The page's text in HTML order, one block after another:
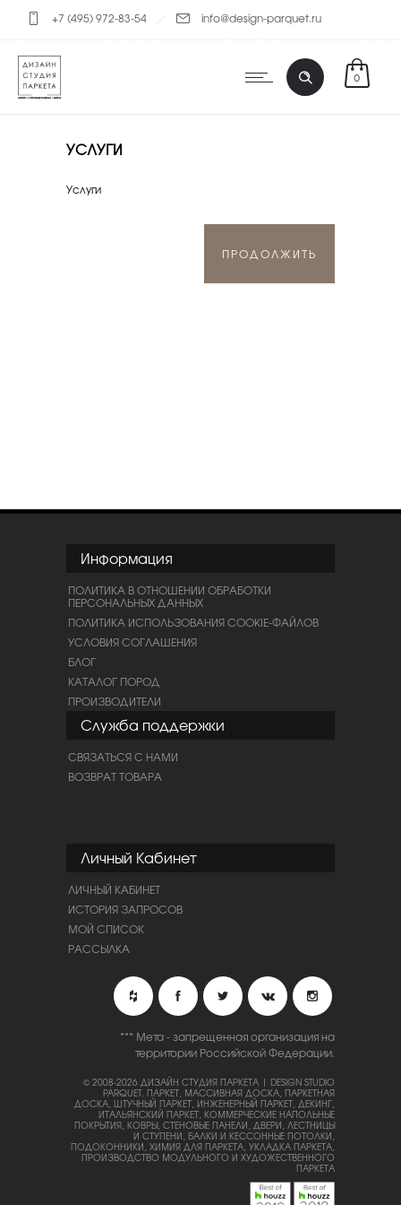
+7 (495) 972-83-54 info@design-parquet.ru
0
УСЛУГИ
Услуги
ПРОДОЛЖИТЬ
Информация
ПОЛИТИКА В ОТНОШЕНИИ ОБРАБОТКИ
ПЕРСОНАЛЬНЫХ ДАННЫХ
ПОЛИТИКА ИСПОЛЬЗОВАНИЯ COOKIE-ФАЙЛОВ
УСЛОВИЯ СОГЛАШЕНИЯ
БЛОГ
КАТАЛОГ ПОРОД
ПРОИЗВОДИТЕЛИ
Служба поддержки
СВЯЗАТЬСЯ С НАМИ
ВОЗВРАТ ТОВАРА
Личный Кабинет
ЛИЧНЫЙ КАБИНЕТ
ИСТОРИЯ ЗАПРОСОВ
МОЙ СПИСОК
РАССЫЛКА
*** Мета - запрещенная организация на
территории Российской Федерации.
© 2008-2026 ДИЗАЙН СТУДИЯ ПАРКЕТА | DESIGN STUDIO
PARQUET. ПАРКЕТ, МАССИВНАЯ ДОСКА, ПАРКЕТНАЯ
ДОСКА, ШТУЧНЫЙ ПАРКЕТ, ИНЖЕНЕРНЫЙ ПАРКЕТ, ДЕКИНГ,
ИТАЛЬЯНСКИЙ ПАРКЕТ, КОММЕРЧЕСКИЕ НАПОЛЬНЫЕ
ПОКРЫТИЯ, КОВРЫ, СТЕНОВЫЕ ПАНЕЛИ, ДВЕРИ, ЛЕСТНИЦЫ
И СТУПЕНИ, БАЛКИ И КЕССОННЫЕ ПОТОЛКИ,
ПОДОКОННИКИ, ХИМИЯ ДЛЯ ПАРКЕТА, УКЛАДКА ПАРКЕТА,
ПРОИЗВОДСТВО МОДУЛЬНОГО И ХУДОЖЕСТВЕННОГО
ПАРКЕТА